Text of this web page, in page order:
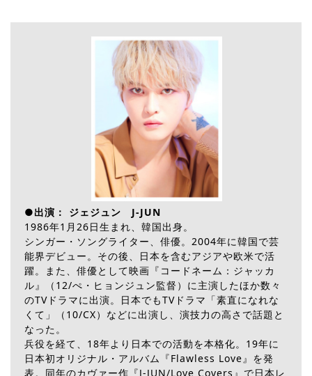
●出演： ジェジュン J-JUN
1986年1月26日生まれ、韓国出身。
シンガー・ソングライター、俳優。2004年に韓国で芸
能界デビュー。その後、日本を含むアジアや欧米で活
躍。また、俳優として映画『コードネーム：ジャッカ
ル』（12/ぺ・ヒョンジュン監督）に主演したほか数々
のTVドラマに出演。日本でもTVドラマ「素直になれな
くて」（10/CX）などに出演し、演技力の高さで話題と
なった。
兵役を経て、18年より日本での活動を本格化。19年に
日本初オリジナル・アルバム『Flawless Love』を発
表。同年のカヴァー作『J-JUN/Love Covers』で日本レ